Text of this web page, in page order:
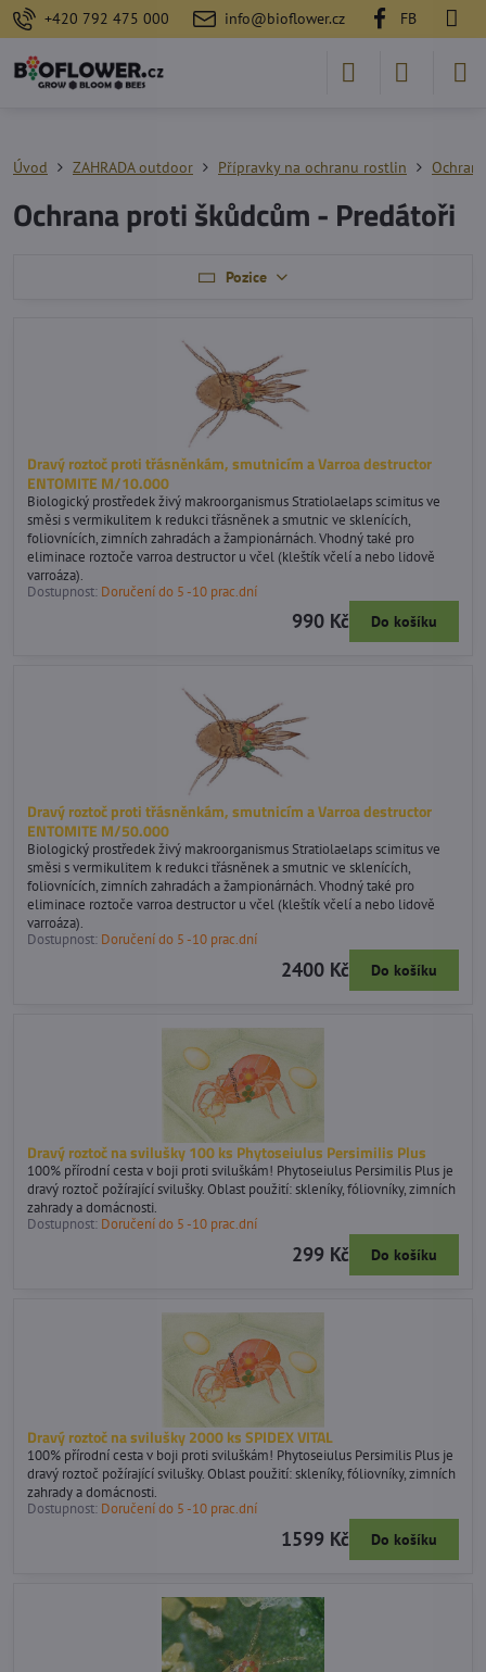
+420 792 475 000 info@bioflower.cz FB
Úvod ZAHRADA outdoor Přípravky na ochranu rostlin
Ochrana proti škůdcům - Predátoři
Pozice
Dravý roztoč proti třásněnkám, smutnicím a Varroa destructor
ENTOMITE M/10.000
Biologický prostředek živý makroorganismus Stratiolaelaps scimitus ve
směsi s vermikulitem k redukci třásněnek a smutnic ve sklenících,
foliovnících, zimních zahradách a žampionárnách. Vhodný také pro
eliminace roztoče varroa destructor u včel (kleštík včelí a nebo lidově
varroáza).
Dostupnost: Doručení do 5 -10 prac.dní
990 Kč Do košíku
Dravý roztoč proti třásněnkám, smutnicím a Varroa destructor
ENTOMITE M/50.000
Biologický prostředek živý makroorganismus Stratiolaelaps scimitus ve
směsi s vermikulitem k redukci třásněnek a smutnic ve sklenících,
foliovnících, zimních zahradách a žampionárnách. Vhodný také pro
eliminace roztoče varroa destructor u včel (kleštík včelí a nebo lidově
varroáza).
Dostupnost: Doručení do 5 -10 prac.dní
2400 Kč Do košíku
Dravý roztoč na svilušky 100 ks Phytoseiulus Persimilis Plus
100% přírodní cesta v boji proti sviluškám! Phytoseiulus Persimilis Plus je
dravý roztoč požírající svilušky. Oblast použití: skleníky, fóliovníky, zimních
zahrady a domácnosti.
Dostupnost: Doručení do 5 -10 prac.dní
299 Kč Do košíku
Dravý roztoč na svilušky 2000 ks SPIDEX VITAL
100% přírodní cesta v boji proti sviluškám! Phytoseiulus Persimilis Plus je
dravý roztoč požírající svilušky. Oblast použití: skleníky, fóliovníky, zimních
zahrady a domácnosti.
Dostupnost: Doručení do 5 -10 prac.dní
1599 Kč Do košíku